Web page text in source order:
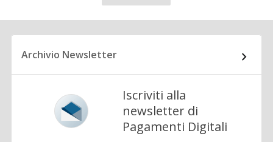
Archivio Newsletter
Iscriviti alla
newsletter di
Pagamenti Digitali